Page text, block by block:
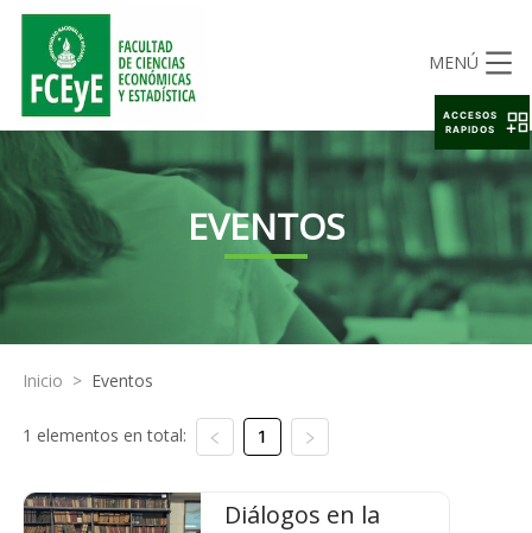
MENÚ
EVENTOS
Inicio > Eventos
1 elementos en total: 1
Diálogos en la
ACCESOS
RAPIDOS